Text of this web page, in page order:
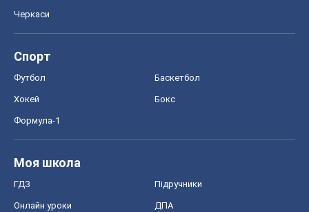
Черкаси
Спорт
Футбол Баскетбол
Хокей Бокс
Формула-1
Моя школа
ГДЗ Підручники
Онлайн уроки ДПА